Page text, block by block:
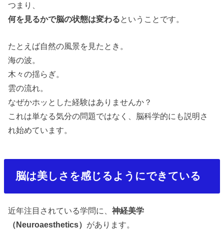
つまり、
何を見るかで脳の状態は変わるということです。
たとえば自然の風景を見たとき。
海の波。
木々の揺らぎ。
雲の流れ。
なぜかホッとした経験はありませんか？
これは単なる気分の問題ではなく、脳科学的にも説明さ
れ始めています。
脳は美しさを感じるようにできている
近年注目されている学問に、神経美学
（ Neuroaesthetics） があります。